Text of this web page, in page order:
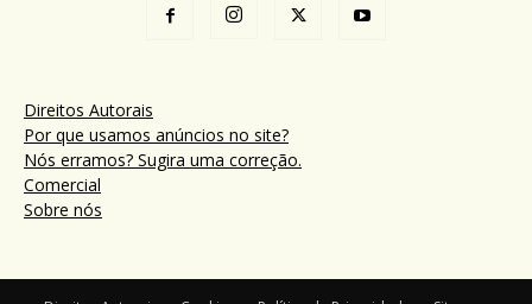
Direitos Autorais
Por que usamos anúncios no site?
Nós erramos? Sugira uma correção.
Comercial
Sobre nós